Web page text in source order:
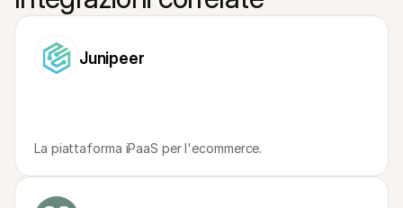
Junipeer
La piattaforma iPaaS per l'ecommerce.
Per acquirenti
Per i clienti di Mollie
Contatta il nostro team di supporto clienti
Contatta vendite